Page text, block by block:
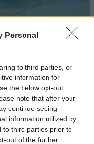
Personal
to third parties, or
information for
the below opt-out
note that after your
continue seeing
information utilized by
to third parties prior to
out of the further
a régió egyik
foglalkozó
5-én zajlott a Verseghy
A programok között
workshop,
táncverseny